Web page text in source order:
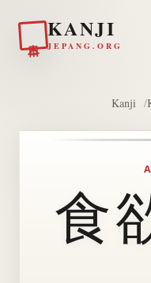
KANJI
JEPANG.ORG
Kanji
食